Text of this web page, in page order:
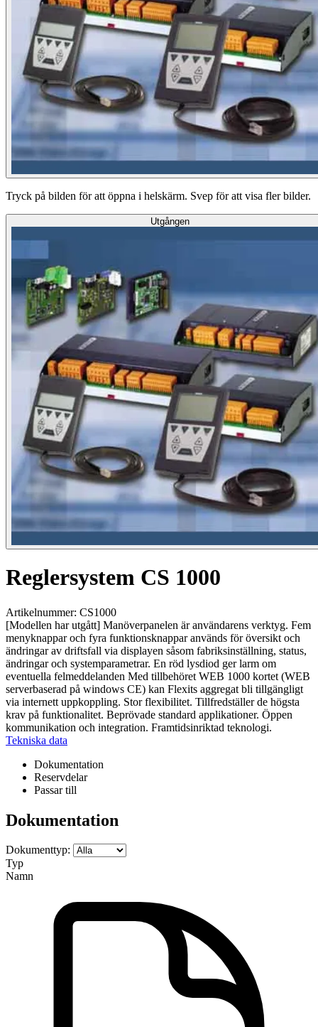
Tryck på bilden för att öppna i helskärm. Svep för att visa fler bilder.
Utgången
Reglersystem CS 1000
Artikelnummer: CS1000
[Modellen har utgått] Manöverpanelen är användarens verktyg. Fem
menyknappar och fyra funktionsknappar används för översikt och
ändringar av driftsfall via displayen såsom fabriksinställning, status,
ändringar och systemparametrar. En röd lysdiod ger larm om
eventuella felmeddelanden Med tillbehöret WEB 1000 kortet (WEB
serverbaserad på windows CE) kan Flexits aggregat bli tillgängligt
via internett uppkoppling. Stor flexibilitet. Tillfredställer de högsta
krav på funktionalitet. Beprövade standard applikationer. Öppen
kommunikation och integration. Framtidsinriktad teknologi.
Tekniska data
Dokumentation
Reservdelar
Passar till
Dokumentation
Dokumenttyp:
Typ
Namn